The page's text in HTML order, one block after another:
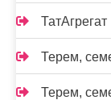
ТатАгрегат
Терем,
Терем,